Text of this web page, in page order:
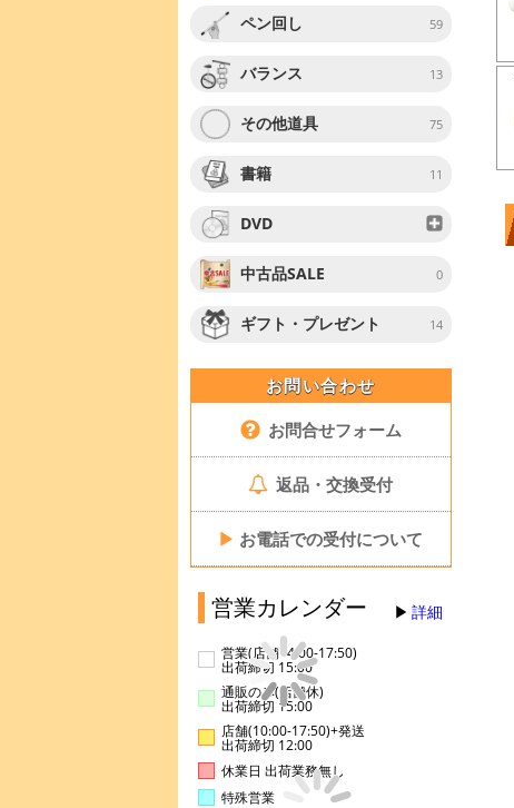
ペン回し 59
バランス 13
その他道具 75
書籍 11
DVD
中古品SALE 0
ギフト・プレゼント 14
お問い合わせ
お問合せフォーム
返品・交換受付
▶ お電話での受付について
営業カレンダー 詳細
営業(店舗14:00-17:50)
出荷締切 15:00
通販のみ(店舗休)
出荷締切 15:00
店舗(10:00-17:50)+発送
出荷締切 12:00
休業日 出荷業務無し
特殊営業